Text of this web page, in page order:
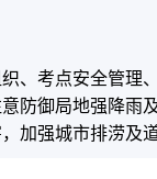
、考点安全管理
防御局地强降雨
加强城市排涝及